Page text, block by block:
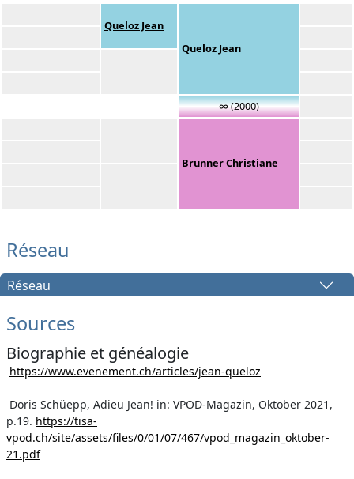
Queloz Jean
Queloz Jean
∞ (2000)
Brunner Christiane
Réseau
Réseau
Sources
Biographie et généalogie
https://www.evenement.ch/articles/jean-queloz
Doris Schüepp, Adieu Jean! in: VPOD-Magazin, Oktober 2021,
p.19. https://tisa-
vpod.ch/site/assets/files/0/01/07/467/vpod_magazin_oktober-
21.pdf